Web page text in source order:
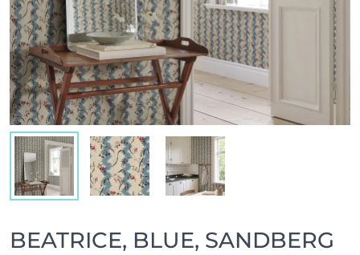
BEATRICE, BLUE, SANDBERG